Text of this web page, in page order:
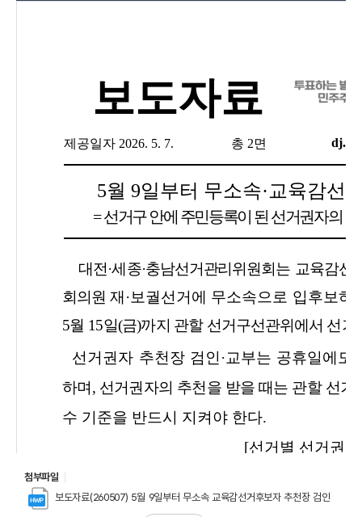
첨부파일
보도자료(260507) 5월 9일부터 무소속 교육감선거후보자 추천장 검인